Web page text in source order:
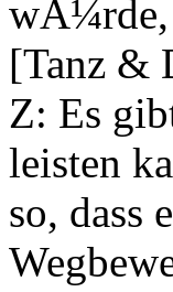
wÃ¼rde,
[Tanz &
Z: Es
leisten
so, dass